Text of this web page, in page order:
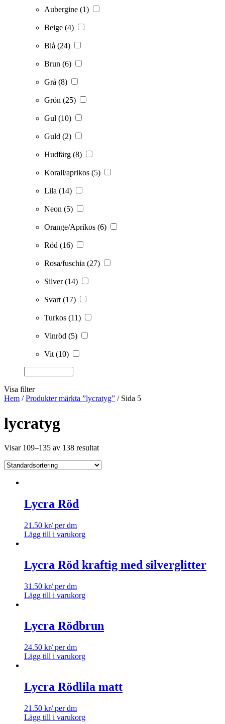
Aubergine (1)
Beige (4)
Blå (24)
Brun (6)
Grå (8)
Grön (25)
Gul (10)
Guld (2)
Hudfärg (8)
Korall/aprikos (5)
Lila (14)
Neon (5)
Orange/Aprikos (6)
Röd (16)
Rosa/fuschia (27)
Silver(14)
Svart(17)
Turkos (11)
Vinröd (5)
Vit(10)
Visa filter
Hem /Produkter märkta ”lycratyg” / Sida 5
lycratyg
Visar 109–135 av 138 resultat
Lycra Röd
21.50 kr/ per dm
Lägg till i varukorg
Lycra Röd kraftig med silverglitter
31.50 kr/ per dm
Lägg till i varukorg
Lycra Rödbrun
24.50 kr/ per dm
Lägg till i varukorg
Lycra Rödlila matt
21.50 kr/ per dm
Lägg till i varukorg